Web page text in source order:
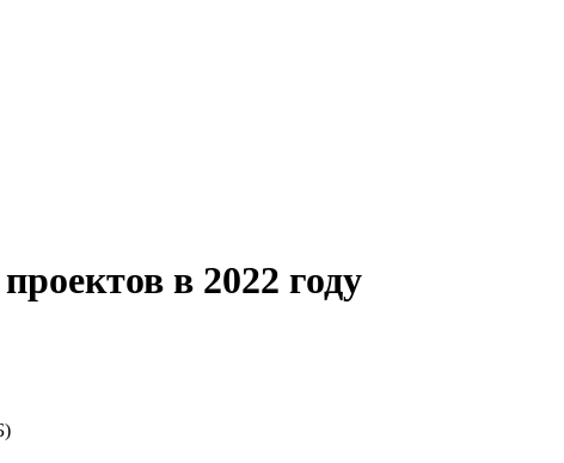
в 2022 году